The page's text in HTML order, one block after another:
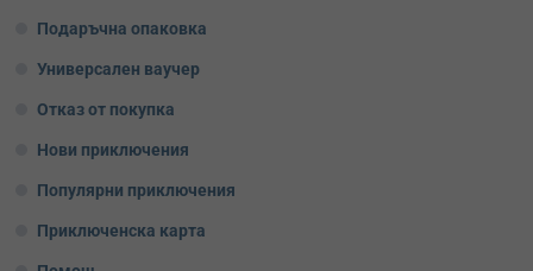
Подаръчна опаковка
Универсален ваучер
Отказ от покупка
Нови приключения
Популярни приключения
Приключенска карта